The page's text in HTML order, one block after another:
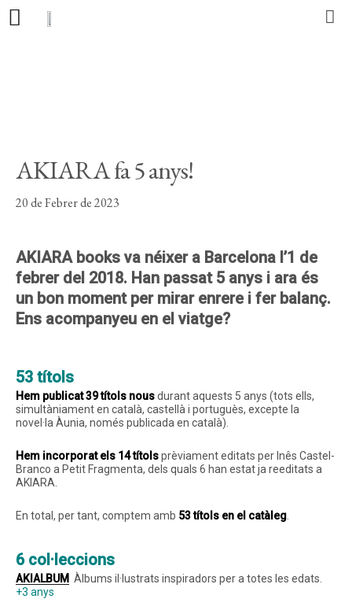
Autors
CA ES PT
(X)
AKIARA fa 5 anys!
20 de Febrer de 2023
AKIARA books va néixer a Barcelona l’1 de
febrer del 2018. Han passat 5 anys i ara és
un bon moment per mirar enrere i fer balanç.
Ens acompanyeu en el viatge?
53 títols
Hem publicat 39 títols nousdurant aquests 5 anys (tots ells,
simultàniament en català, castellà i portuguès, excepte la
nove · la Àunia, només publicada en català).
Hem incorporat els 14 títolsprèviament editats per Inês Castel-
Branco a Petit Fragmenta, dels quals 6 han estat ja reeditats a
AKIARA.
En total, per tant, comptem amb 53 títols en el catàleg
6 col·leccions
AKIALBUM Àlbums i l· lustrats inspiradors per a totes les edats.
+3 anys